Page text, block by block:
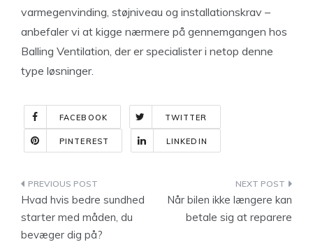
varmegenvinding, støjniveau og installationskrav –
anbefaler vi at kigge nærmere på gennemgangen hos
Balling Ventilation, der er specialister i netop denne
type løsninger.
FACEBOOK TWITTER
PINTEREST LINKEDIN
Indlægsnavigation
Hvad hvis bedre sundhed
starter med måden, du
bevæger dig på?
Når bilen ikke længere kan
betale sig at reparere